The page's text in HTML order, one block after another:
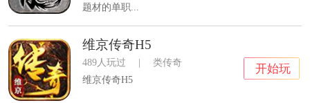
题材的单职...
维京传奇H5
489人玩过 |
类传奇
维京传奇H5
开始玩